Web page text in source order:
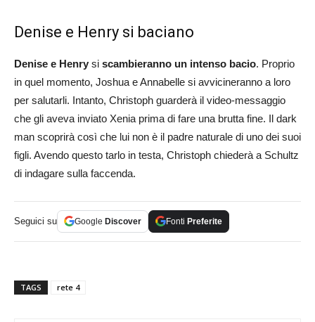
Denise e Henry si baciano
Denise e Henry si scambieranno un intenso bacio. Proprio
in quel momento, Joshua e Annabelle si avvicineranno a loro
per salutarli. Intanto, Christoph guarderà il video-messaggio
che gli aveva inviato Xenia prima di fare una brutta fine. Il dark
man scoprirà così che lui non è il padre naturale di uno dei suoi
figli. Avendo questo tarlo in testa, Christoph chiederà a Schultz
di indagare sulla faccenda.
Seguici su Google Discover Fonti Preferite
TAGS rete 4